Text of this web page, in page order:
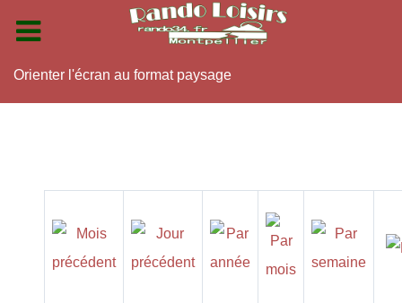
Orienter l'écran au format paysage